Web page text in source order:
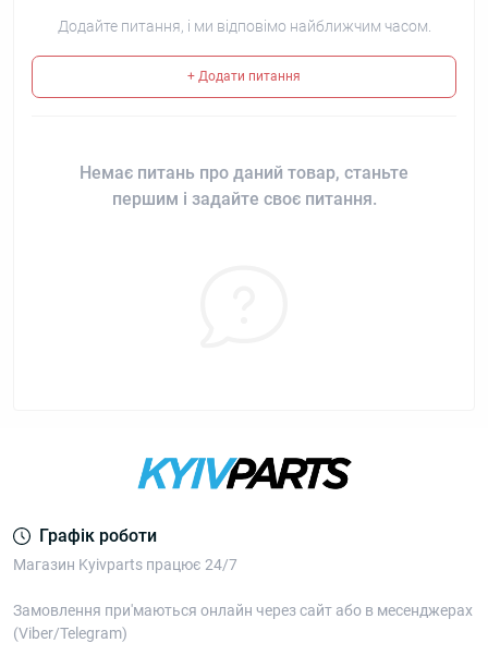
Додайте питання, і ми відповімо найближчим часом.
+ Додати питання
Немає питань про даний товар, станьте
першим і задайте своє питання.
Графік роботи
Магазин Kyivparts працює 24/7
Замовлення при'маються онлайн через сайт або в месенджерах
(Viber/Telegram)